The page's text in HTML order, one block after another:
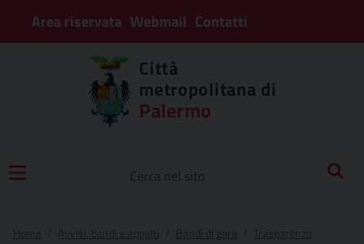
Area riservata Webmail Contatti
Città
metropolitana di
Palermo